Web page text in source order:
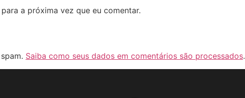
a próxima vez que eu comentar.
Saiba como seus dados em comentários são processados.